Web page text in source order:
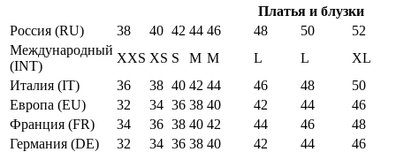
Платья и блузки
Россия (RU)
38 40 42 44 46 48 50
52
Международный
(INT)
XXS XS S M M L L
XL
Италия (IT)
36 38 40 42 44 46 48
50
Европа (EU)
32 34 36 38 40 42 44
46
Франция (FR)
34 36 38 40 42 44 46
48
Германия (DE)
32 34 36 38 40 42 44
46